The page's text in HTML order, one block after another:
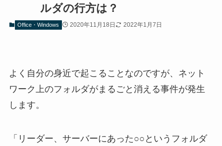
ルダの行方は？
Office・Windows 2020年11月18日 2022年1月7日
よく自分の身近で起こることなのですが、ネット
ワーク上のフォルダがまるごと消える事件が発生
します。
「リーダー、サーバーにあった○○というフォルダ